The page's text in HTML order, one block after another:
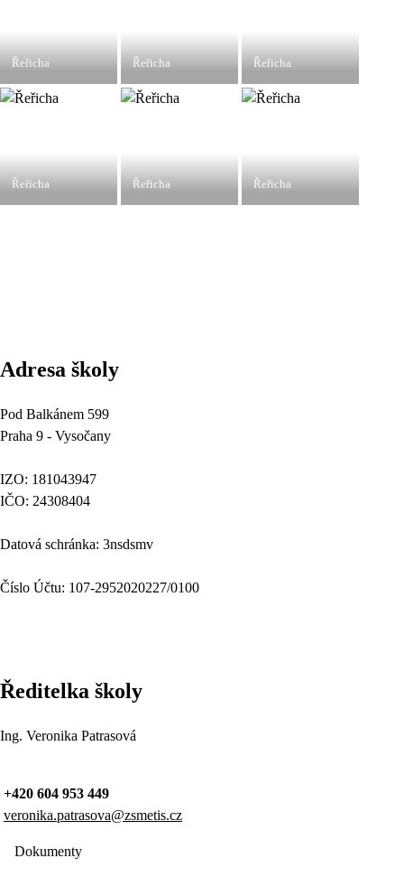
Řeřicha Řeřicha Řeřicha
Řeřicha Řeřicha Řeřicha
Adresa školy
Pod Balkánem 599
Praha 9 - Vysočany
IZO: 181043947
IČO: 24308404
Datová schránka: 3nsdsmv
Číslo Účtu: 107-2952020227/0100
Ředitelka školy
Ing. Veronika Patrasová
+420 604 953 449
veronika.patrasova@zsmetis.cz
Dokumenty